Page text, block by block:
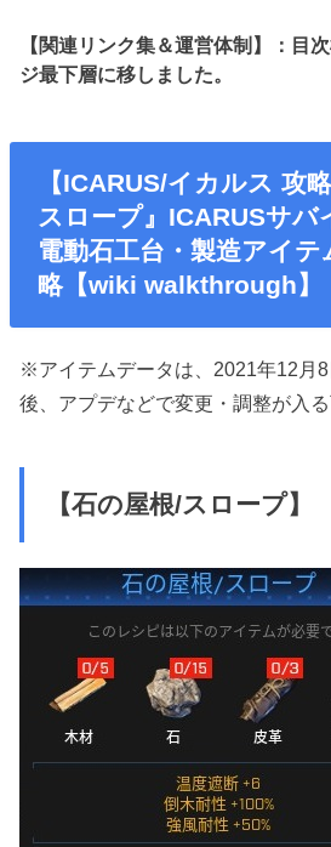
【関連リンク集＆運営体制】：目
ジ最下層に移しました。
【ICARUS/イカルス 攻
スロープ』ICARUSサバ
電動石工台・製造アイテ
略【wiki walkthrough】
※アイテムデータは、2021年12月
後、アプデなどで変更・調整が入る
【石の屋根/スロープ】